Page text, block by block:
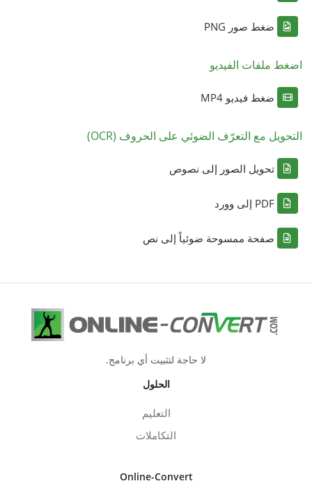
ضغط صور PNG
اضغط ملفات الفيديو
ضغط فيديو MP4
التحويل مع التعرّف الضوئي على الحروف (OCR)
تحويل الصور إلى نصوص
PDF إلى وورد
صفحة ممسوحة ضوئياً إلى نص
لا حاجة لتثبيت أي برنامج.
الحلول
التعليم
التكاملات
Online-Convert